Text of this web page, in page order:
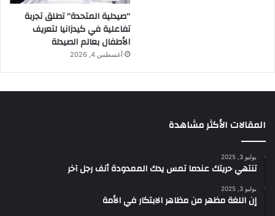
“صيدلية المتحدة” تطلق تجربة
تفاعلية في كيدزانيا لتعريف
الأطفال بعالم الصيدلة
أغسطس 4, 2026
المقالات الأكثر مشاهدة
يوليو 3, 2025
تنتهي حريتك عندما تمس يدك الممدودة أنف رجل آخر
يوليو 3, 2025
إن اللغة مظهر من مظاهر الابتكار في الأمة